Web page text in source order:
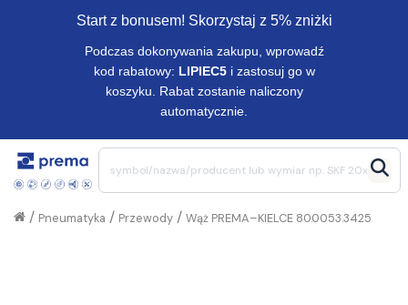
Start z bonusem! Skorzystaj z 5% zniżki
Podczas dokonywania zakupu, wprowadź
kod rabatowy: LIPIEC5 i zastosuj go w
koszyku. Rabat zostanie naliczony
automatycznie.
Wąż PREMA–KIELCE 80.0053.3425
/
Przewody
/
Pneumatyka
/